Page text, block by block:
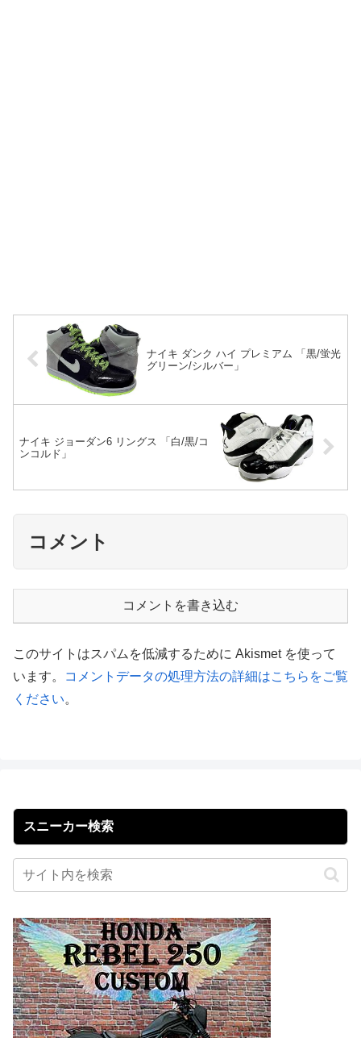
ナイキ ダンク ハイ プレミアム 「黒/蛍光
グリーン/シルバー」
ナイキ ジョーダン6 リングス 「白/黒/コ
ンコルド」
コメント
コメントを書き込む
このサイトはスパムを低減するために Akismet を使って
います。
コメントデータの処理方法の詳細はこちらをご覧
ください。
スニーカー検索